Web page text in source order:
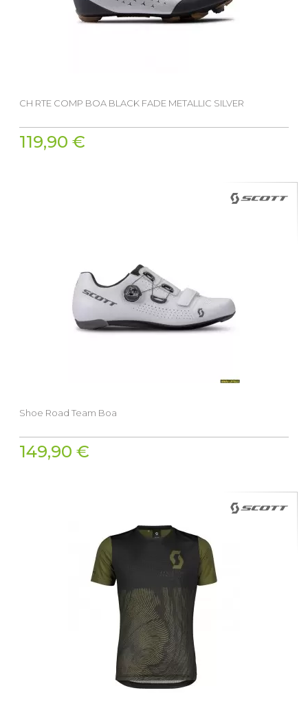
CH RTE COMP BOA BLACK FADE METALLIC SILVER
119,90 €
Shoe Road Team Boa
149,90 €